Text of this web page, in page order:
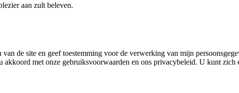
aan zult beleven.
de site en geef toestemming voor de verwerking van mijn
akkoord met onze gebruiksvoorwaarden en ons privacybeleid. U kunt